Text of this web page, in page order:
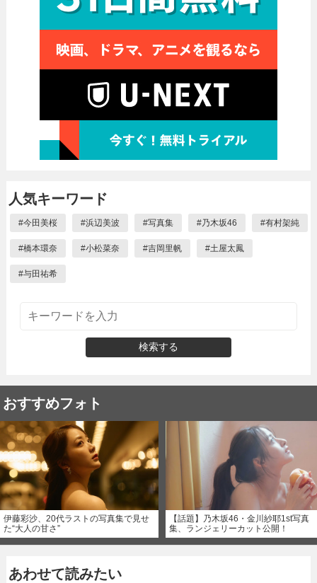
人気キーワード
#今田美桜 #浜辺美波 #写真集 #乃木坂46 #有村架純
#橋本環奈 #小松菜奈 #吉岡里帆 #土屋太鳳
#与田祐希
検索する
おすすめフォト
伊藤彩沙、20代ラストの写真集で見せ
た“大人の甘さ”
【話題】乃木坂46・金川紗耶1st写真
集、ランジェリーカット公開！
あわせて読みたい